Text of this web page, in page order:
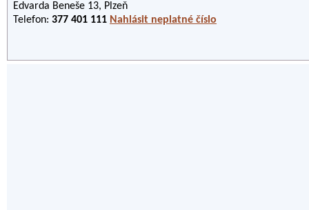
Edvarda Beneše 13, Plzeň
Telefon: 377 401 111 Nahlásit neplatné číslo